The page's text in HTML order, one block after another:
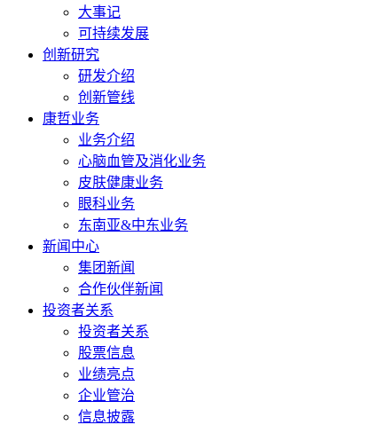
大事记
可持续发展
创新研究
研发介绍
创新管线
康哲业务
业务介绍
心脑血管及消化业务
皮肤健康业务
眼科业务
东南亚&中东业务
新闻中心
集团新闻
合作伙伴新闻
投资者关系
投资者关系
股票信息
业绩亮点
企业管治
信息披露